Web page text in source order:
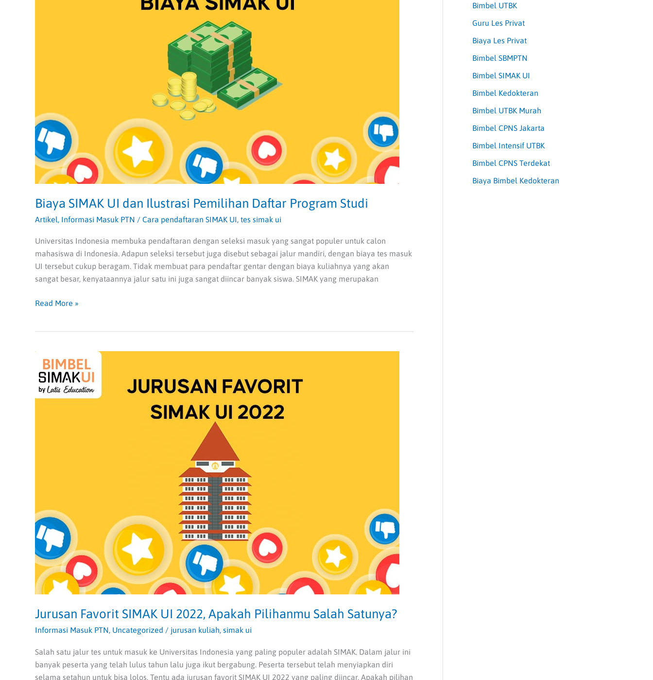
Biaya SIMAK UI dan Ilustrasi Pemilihan Daftar Program Studi
Artikel, Informasi Masuk PTN / Cara pendaftaran SIMAK UI, tes simak ui
Universitas Indonesia membuka pendaftaran dengan seleksi masuk yang sangat populer untuk calon
mahasiswa di Indonesia. Adapun seleksi tersebut juga disebut sebagai jalur mandiri, dengan biaya tes masuk
UI tersebut cukup beragam. Tidak membuat para pendaftar gentar dengan biaya kuliahnya yang akan
sangat besar, kenyataannya jalur satu ini juga sangat diincar banyak siswa. SIMAK yang merupakan
Read More »
Jurusan Favorit SIMAK UI 2022, Apakah Pilihanmu Salah Satunya?
Informasi Masuk PTN, Uncategorized / jurusan kuliah, simak ui
Salah satu jalur tes untuk masuk ke Universitas Indonesia yang paling populer adalah SIMAK. Dalam jalur ini
banyak peserta yang telah lulus tahun lalu juga ikut bergabung. Peserta tersebut telah menyiapkan diri
selama setahun untuk bisa lolos. Tentu ada jurusan favorit SIMAK UI 2022 yang paling diincar. Apakah pilihan
Jurusan
Favorit
SIMAK
UI
Bimbel UTBK
Guru Les Privat
Biaya Les Privat
Bimbel SBMPTN
Bimbel SIMAK UI
Bimbel Kedokteran
Bimbel UTBK Murah
Bimbel CPNS Jakarta
Bimbel Intensif UTBK
Bimbel CPNS Terdekat
Biaya Bimbel Kedokteran